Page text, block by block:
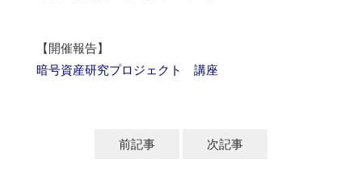
【開催報告】
暗号資産研究プロジェクト 講座
前記事 次記事